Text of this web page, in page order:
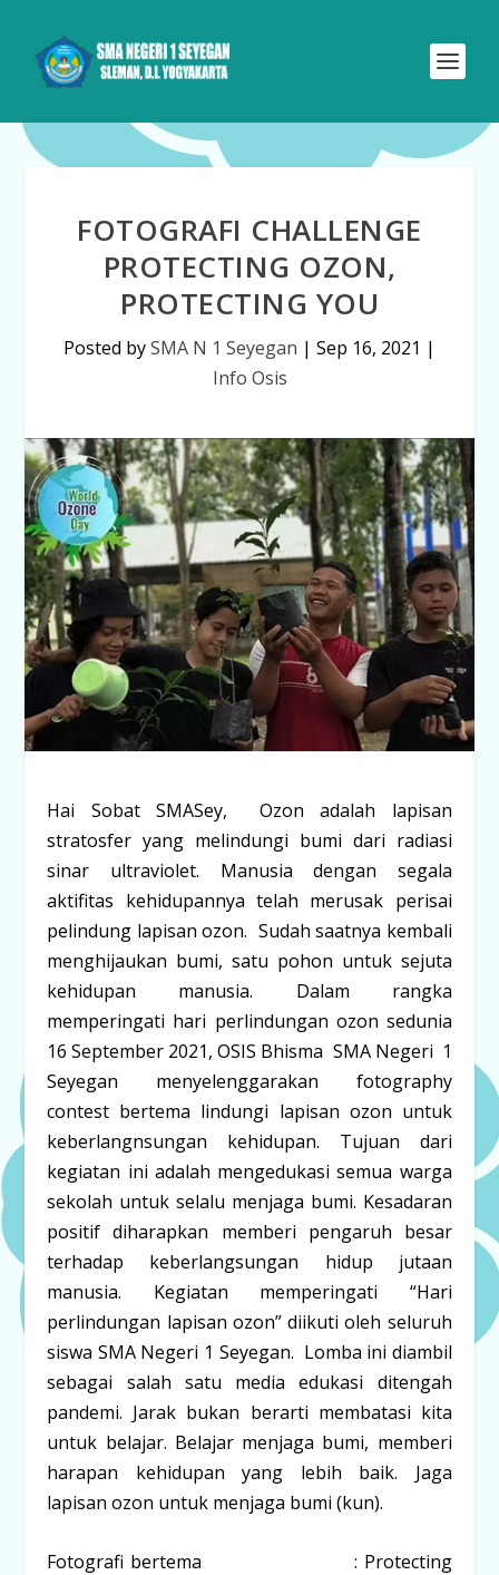
FOTOGRAFI CHALLENGE
PROTECTING OZON,
PROTECTING YOU
Posted bySMA N 1 Seyegan | Sep 16, 2021 |
Info Osis
Hai Sobat SMASey, Ozon adalah lapisan
stratosfer yang melindungi bumi dari radiasi
sinar ultraviolet. Manusia dengan segala
aktifitas kehidupannya telah merusak perisai
pelindung lapisan ozon. Sudah saatnya kembali
menghijaukan bumi, satu pohon untuk sejuta
kehidupan manusia. Dalam rangka
memperingati hari perlindungan ozon sedunia
16 September 2021, OSIS Bhisma SMA Negeri 1
Seyegan menyelenggarakan fotography
contest bertema lindungi lapisan ozon untuk
keberlangnsungan kehidupan. Tujuan dari
kegiatan ini adalah mengedukasi semua warga
sekolah untuk selalu menjaga bumi. Kesadaran
positif diharapkan memberi pengaruh besar
terhadap keberlangsungan hidup jutaan
manusia. Kegiatan memperingati “Hari
perlindungan lapisan ozon” diikuti oleh seluruh
siswa SMA Negeri 1 Seyegan. Lomba ini diambil
sebagai salah satu media edukasi ditengah
pandemi. Jarak bukan berarti membatasi kita
untuk belajar. Belajar menjaga bumi, memberi
harapan kehidupan yang lebih baik. Jaga
lapisan ozon untuk menjaga bumi (kun).
Fotografi bertema : Protecting